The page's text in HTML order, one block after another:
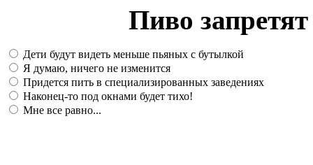
Пиво
Дети будут видеть меньше пьяных с бутылкой
Я думаю, ничего не изменится
Придется пить в специализированных заведениях
Наконец-то под окнами будет тихо!
Мне все равно...